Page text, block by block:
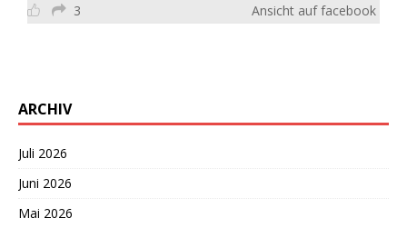
3 Ansicht auf facebook
ARCHIV
Juli 2026
Juni 2026
Mai 2026